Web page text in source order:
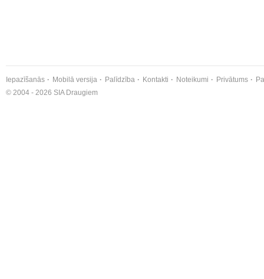
Iepazīšanās Mobilā versija Palīdzība Kontakti Noteikumi Privātums
© 2004 - 2026 SIA Draugiem